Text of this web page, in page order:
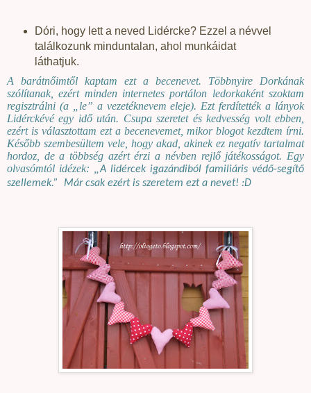
Dóri, hogy lett a neved Lidércke? Ezzel a névvel
találkozunk minduntalan, ahol munkáidat
láthatjuk.
A barátnőimtől kaptam ezt a becenevet. Többnyire Dorkának
szólítanak, ezért minden internetes portálon ledorkaként szoktam
regisztrálni (a „le” a vezetéknevem eleje). Ezt ferdítették a lányok
Lidérckévé egy idő után. Csupa szeretet és kedvesség volt ebben,
ezért is választottam ezt a becenevemet, mikor blogot kezdtem írni.
Később szembesültem vele, hogy akad, akinek ez negatív tartalmat
hordoz, de a többség azért érzi a névben rejlő játékosságot. Egy
olvasómtól idézek: „ A lidércek igazándiból familiáris védő-segítő
szellemek.”
Már csak ezért is szeretem ezt a nevet! :D